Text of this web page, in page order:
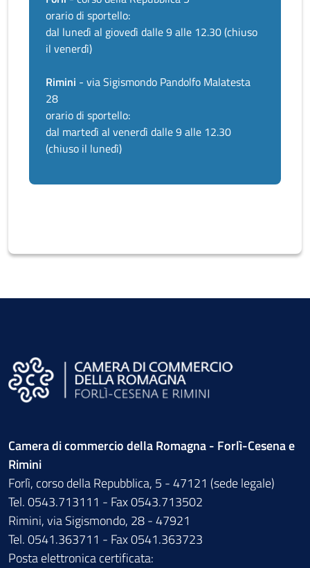
orario di sportello:
dal lunedì al giovedì dalle 9 alle 12.30 (chiuso
il venerdì)
Rimini - via Sigismondo Pandolfo Malatesta
28
orario di sportello:
dal martedì al venerdì dalle 9 alle 12.30
(chiuso il lunedì)
Camera di commercio della Romagna - Forlì-Cesena e
Rimini
Forlì, corso della Repubblica, 5 - 47121 (sede legale)
Tel. 0543.713111 - Fax 0543.713502
Rimini, via Sigismondo, 28 - 47921
Tel. 0541.363711 - Fax 0541.363723
Posta elettronica certificata: